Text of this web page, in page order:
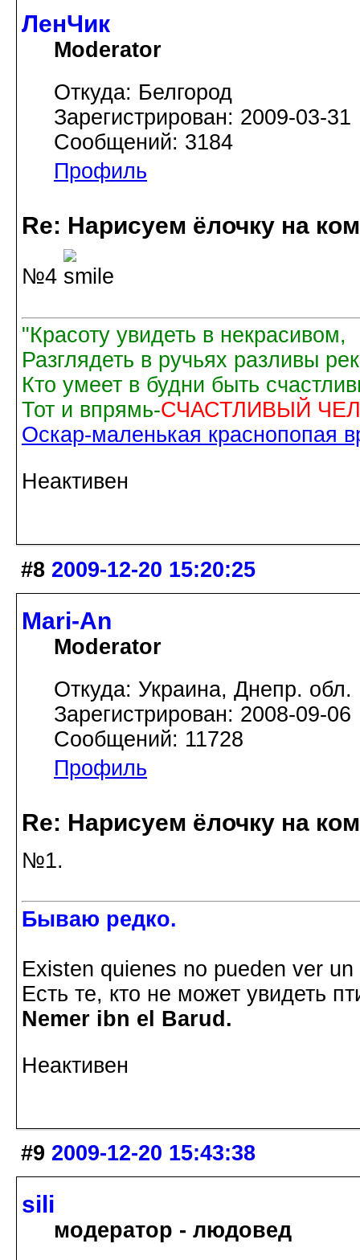
ЛенЧик
Moderator
Откуда: Белгород
Зарегистрирован: 2009-03-31
Сообщений: 3184
Профиль
Re: Нарисуем ёлочку на
№4
"Красоту увидеть в некрасивом,
Разглядеть в ручьях разливы
Кто умеет в будни быть
Тот и впрямь-СЧАСТЛИВЫЙ
Оскар-маленькая краснопопая
Неактивен
#8 2009-12-20 15:20:25
Mari-An
Moderator
Откуда: Украина, Днепр. обл.
Зарегистрирован: 2008-09-06
Сообщений: 11728
Профиль
Re: Нарисуем ёлочку на
№1.
Бываю редко.
Existen quienes no pueden ver
Есть те, кто не может увидеть
Nemer ibn el Barud.
Неактивен
#9 2009-12-20 15:43:38
sili
модератор - людовед